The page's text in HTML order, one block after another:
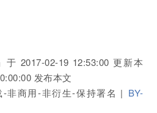
」于 2017-02-19 12:53:00 更新本
发布本文
-非商用-非衍生-保持署名 | BY-